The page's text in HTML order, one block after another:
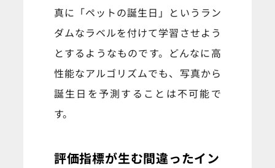
真に「ペットの誕生日」というラン
ダムなラベルを付けて学習させよう
とするようなものです。どんなに高
性能なアルゴリズムでも、写真から
誕生日を予測することは不可能で
す。
評価指標が生む間違ったイン